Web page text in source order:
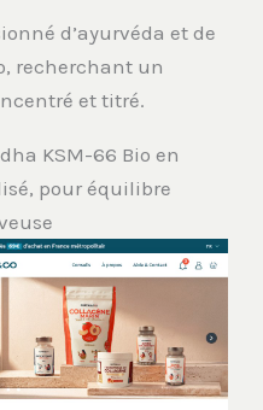
d’ayurvéda et de
recherchant un
et titré.
KSM-66 Bio en
pour équilibre